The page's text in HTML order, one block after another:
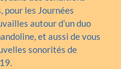
pour les Journées
autour d’un duo
et aussi de vous
sonorités de